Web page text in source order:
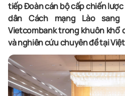
tiếp Đoàn cán bộ cấp chiến
dân Cách mạng Lào
Vietcombank trong khuôn khổ
và nghiên cứu chuyên đề tại